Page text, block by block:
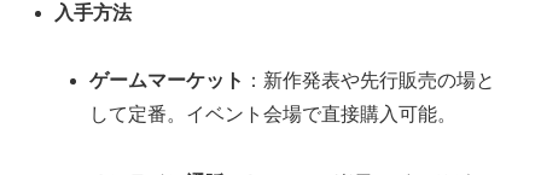
入手方法
ゲームマーケット ：新作発表や先行販売の場と
して定番。イベント会場で直接購入可能。